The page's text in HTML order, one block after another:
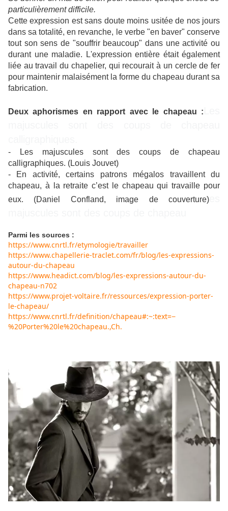
particulièrement difficile.
Cette expression est sans doute moins usitée de nos jours
dans sa totalité, en revanche, le verbe "en baver" conserve
tout son sens de "souffrir beaucoup" dans une activité ou
durant une maladie. L'expression entière était également
liée au travail du chapelier, qui recourait à un cercle de fer
pour maintenir malaisément la forme du chapeau durant sa
fabrication.
Deux aphorismes en rapport avec le chapeau :
- Les majuscules sont des coups de chapeau
calligraphiques. (Louis Jouvet)
- En activité, certains patrons mégalos travaillent du
chapeau, à la retraite c’est le chapeau qui travaille pour
eux. (Daniel Confland, image de couverture)
Parmi les sources :
https://www.cnrtl.fr/etymologie/travailler
https://www.chapellerie-traclet.com/fr/blog/les-expressions-
autour-du-chapeau
https://www.headict.com/blog/les-expressions-autour-du-
chapeau-n702
https://www.projet-voltaire.fr/ressources/expression-porter-
le-chapeau/
https://www.cnrtl.fr/definition/chapeau#:~:text=−
%20Porter%20le%20chapeau.,Ch.